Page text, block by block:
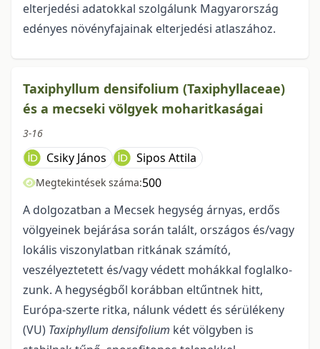
elterjedési adatokkal szolgálunk Magyarország
edényes növényfajainak elterjedési atlaszához.
Taxiphyllum densifolium (Taxiphyllaceae)
és a mecseki völgyek moharitkaságai
3-16
Csiky János Sipos Attila
Megtekintések száma:500
A dolgozatban a Mecsek hegység árnyas, erdős
völgyeinek bejárása során talált, orszá­gos és/vagy
lokális viszonylatban ritkának számító,
veszélyeztetett és/vagy védett mohákkal foglalko­
zunk. A hegységből korábban eltűntnek hitt,
Európa-szerte ritka, nálunk védett és sérülékeny
(VU) Taxiphyllum densifolium két völgyben is